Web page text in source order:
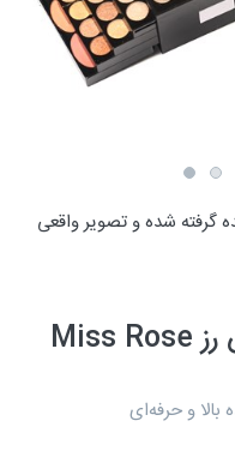
گرفته شده و تصویر واقعی
باکس آرایشی 3D میس رز Miss Rose